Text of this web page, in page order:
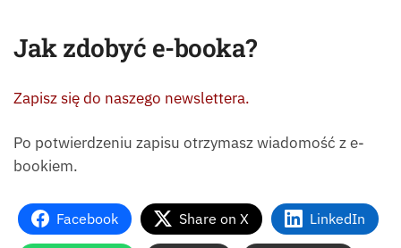
Jak zdobyć e-booka?
Zapisz się do naszego newslettera.
Po potwierdzeniu zapisu otrzymasz wiadomość z e-
bookiem.
Facebook Share on X LinkedIn